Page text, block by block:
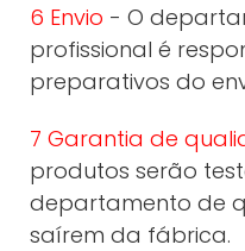
6 Envio - O
profissional é
preparativos do
7 Garantia de
produtos serão
departamento de
saírem da fábrica.